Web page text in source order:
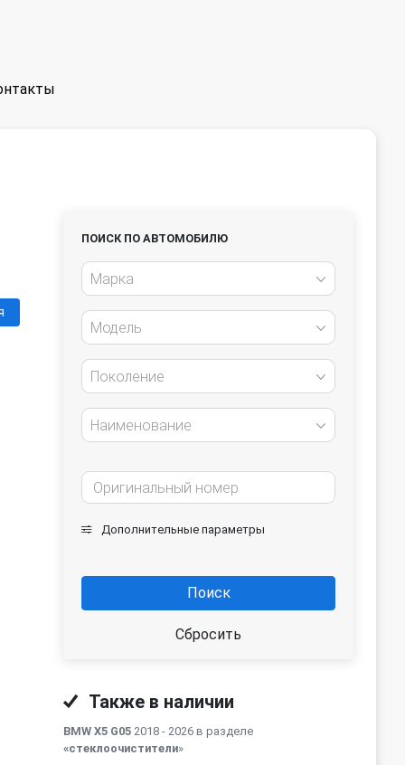
ПОИСК ПО АВТОМОБИЛЮ
Марка
Модель
Поколение
Наименование
Дополнительные параметры
Поиск
Сбросить
Также в наличии
BMW X5 G05 2018 - 2026 в разделе
«стеклоочистители»